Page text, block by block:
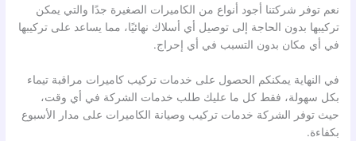
نعم توفر شركتنا أجود أنواع من الكاميرات الصغيرة جدًا والتي يمكن
تركيبها بدون الحاجة إلى توصيل أي أسلاك نهائيًا، مما يساعد على تركيبها
في أي مكان بدون التسبب في أي إحراج.
في النهاية يمكنكم الحصول على خدمات تركيب كاميرات مراقبة تيماء
بكل سهولة، فقط كل ما عليك طلب خدمات الشركة في أي وقت،
حيث توفر الشركة خدمات تركيب وصيانة الكاميرات على مدار الأسبوع
بكفاءة.